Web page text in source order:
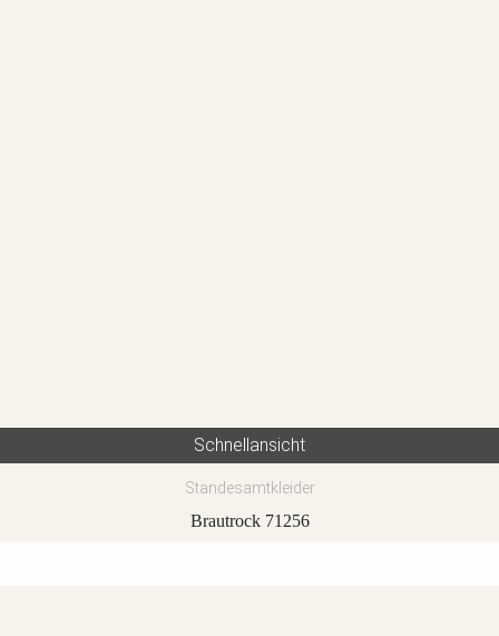
Schnellansicht
Standesamtkleider
Brautrock 71256